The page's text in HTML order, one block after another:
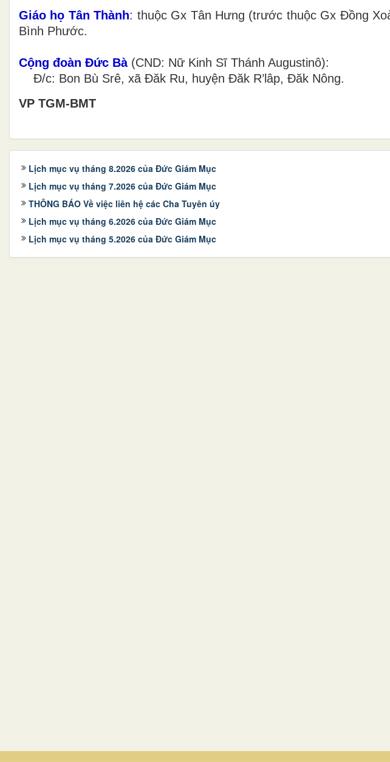
Giáo họ Tân Thành: thuộc Gx Tân Hưng (trước thuộc Gx Đồng
Bình Phước.
Cộng đoàn Đức Bà(CND: Nữ Kinh Sĩ Thánh Augustinô):
Đ/c: Bon Bù Srê, xã Đăk Ru, huyện Đăk R’lâp, Đăk Nông.
VP TGM-BMT
Lịch mục vụ tháng 8.2026 của Đức Giám Mục
Lịch mục vụ tháng 7.2026 của Đức Giám Mục
THÔNG BÁO Về việc liên hệ các Cha Tuyên úy
Lịch mục vụ tháng 6.2026 của Đức Giám Mục
Lịch mục vụ tháng 5.2026 của Đức Giám Mục